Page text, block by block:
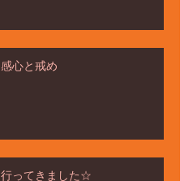
感心と戒め
行ってきました☆